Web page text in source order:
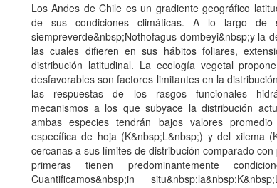
Los Andes de Chile es un gradiente geográfico
de sus condiciones climáticas. A lo largo de
siempreverde&nbsp;Nothofagus dombeyi&nbsp;y la
las cuales difieren en sus hábitos foliares,
distribución latitudinal. La ecología vegetal
desfavorables son factores limitantes en la
las respuestas de los rasgos funcionales
mecanismos a los que subyace la distribución
ambas especies tendrán bajos valores
específica de hoja (K&nbsp;L&nbsp;) y del xilema
cercanas a sus límites de distribución comparado
primeras tienen predominantemente
Cuantificamos&nbsp;in